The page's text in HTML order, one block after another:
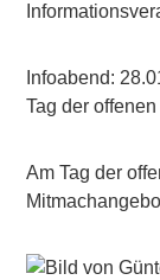
Infoabend:
Tag der
Am Tag der